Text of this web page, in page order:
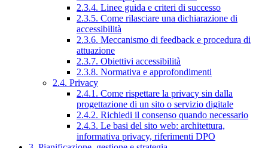
2.3.4. Linee guida e criteri di successo
2.3.5. Come rilasciare una dichiarazione di
accessibilità
2.3.6. Meccanismo di feedback e procedura di
attuazione
2.3.7. Obiettivi accessibilità
2.3.8. Normativa e approfondimenti
2.4. Privacy
2.4.1. Come rispettare la privacy sin dalla
progettazione di un sito o servizio digitale
2.4.2. Richiedi il consenso quando necessario
2.4.3. Le basi del sito web: architettura,
informativa privacy, riferimenti DPO